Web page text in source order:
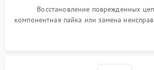
Восстановление поврежденных
компонентная пайка или замена